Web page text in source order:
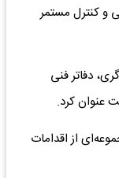
و کنترل مستمر
دفاتر فنی
عنوان کرد.
از اقدامات